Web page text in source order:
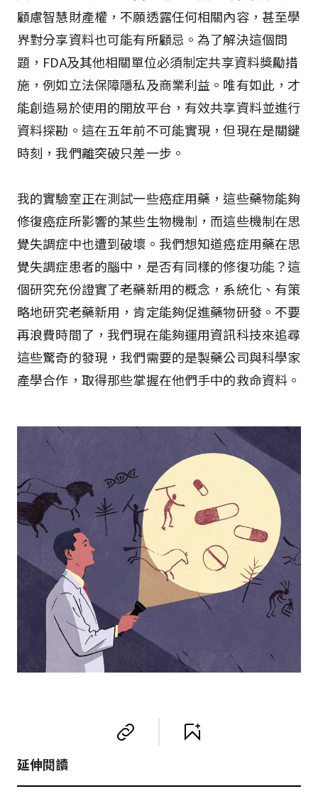
顧慮智慧財產權，不願透露任何相關內容，甚至學
界對分享資料也可能有所顧忌。為了解決這個問
題，FDA及其他相關單位必須制定共享資料獎勵措
施，例如立法保障隱私及商業利益。唯有如此，才
能創造易於使用的開放平台，有效共享資料並進行
資料探勘。這在五年前不可能實現，但現在是關鍵
時刻，我們離突破只差一步。
我的實驗室正在測試一些癌症用藥，這些藥物能夠
修復癌症所影響的某些生物機制，而這些機制在思
覺失調症中也遭到破壞。我們想知道癌症用藥在思
覺失調症患者的腦中，是否有同樣的修復功能？這
個研究充份證實了老藥新用的概念，系統化、有策
略地研究老藥新用，肯定能夠促進藥物研發。不要
再浪費時間了，我們現在能夠運用資訊科技來追尋
這些驚奇的發現，我們需要的是製藥公司與科學家
產學合作，取得那些掌握在他們手中的救命資料。
延伸閱讀